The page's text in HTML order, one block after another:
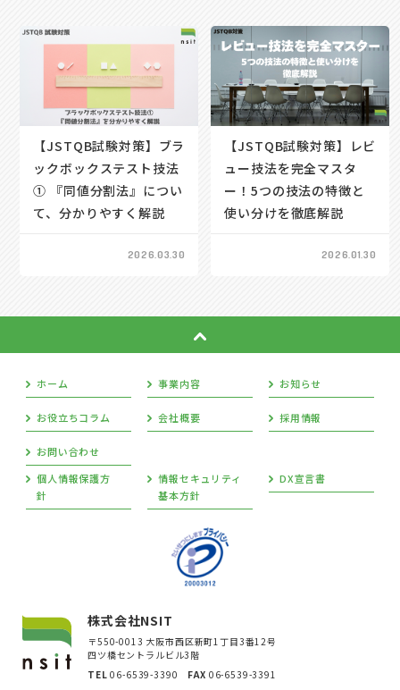
【JSTQB試験対策】ブラ
ックボックステスト技法
① 『同値分割法』につい
て、分かりやすく解説
2026.03.30
【JSTQB試験対策】レビ
ュー技法を完全マスタ
ー！5つの技法の特徴と
使い分けを徹底解説
2026.01.30
ホーム 事業内容 お知らせ
お役立ちコラム 会社概要 採用情報
お問い合わせ
個人情報保護方
針
情報セキュリティ
基本方針
DX宣言書
株式会社NSIT
〒550-0013 大阪市西区新町1丁目3番12号
四ツ橋セントラルビル3階
TEL 06-6539-3390 FAX 06-6539-3391